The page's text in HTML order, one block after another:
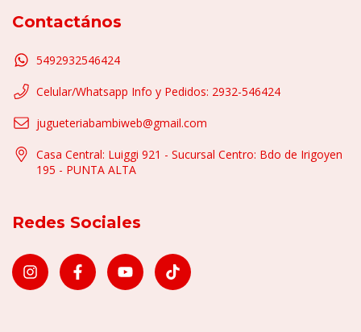
Contactános
5492932546424
Celular/Whatsapp Info y Pedidos: 2932-546424
jugueteriabambiweb@gmail.com
Casa Central: Luiggi 921 - Sucursal Centro: Bdo de Irigoyen
195 - PUNTA ALTA
Redes Sociales